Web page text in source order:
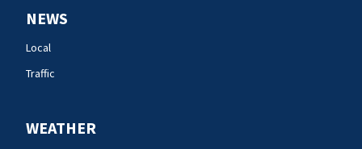
NEWS
Local
Traffic
WEATHER